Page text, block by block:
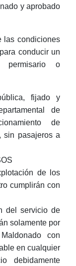
y aprobado
las condiciones
conducir un
permisario o
fijado y
de
de
sin pasajeros a
de los
cumplirán con
del servicio de
solamente por
con
en cualquier
debidamente